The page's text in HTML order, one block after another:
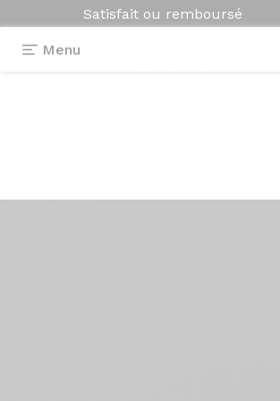
Satisfait ou remboursé
Menu